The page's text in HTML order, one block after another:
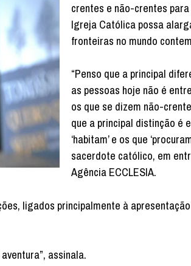
crentes e não-crentes
Igreja Católica possa
fronteiras no mundo
“Penso que a principal
as pessoas hoje não é
os que se dizem não-
que a principal distinção é
‘habitam’ e os que
sacerdote católico, em
Agência ECCLESIA.
ligados principalmente à
assinala.